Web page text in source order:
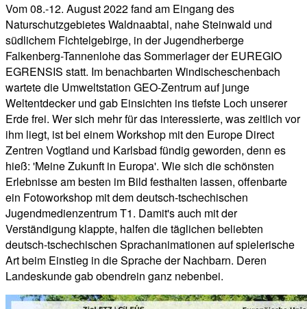
Vom 08.-12. August 2022 fand am Eingang des
Naturschutzgebietes Waldnaabtal, nahe Steinwald und
südlichem Fichtelgebirge, in der Jugendherberge
Falkenberg-Tannenlohe das Sommerlager der EUREGIO
EGRENSIS statt. Im benachbarten Windischeschenbach
wartete die Umweltstation GEO-Zentrum auf junge
Weltentdecker und gab Einsichten ins tiefste Loch unserer
Erde frei. Wer sich mehr für das interessierte, was zeitlich vor
ihm liegt, ist bei einem Workshop mit den Europe Direct
Zentren Vogtland und Karlsbad fündig geworden, denn es
hieß: 'Meine Zukunft in Europa'. Wie sich die schönsten
Erlebnisse am besten im Bild festhalten lassen, offenbarte
ein Fotoworkshop mit dem deutsch-tschechischen
Jugendmedienzentrum T1. Damit's auch mit der
Verständigung klappte, halfen die täglichen beliebten
deutsch-tschechischen Sprachanimationen auf spielerische
Art beim Einstieg in die Sprache der Nachbarn. Deren
Landeskunde gab obendrein ganz nebenbei.